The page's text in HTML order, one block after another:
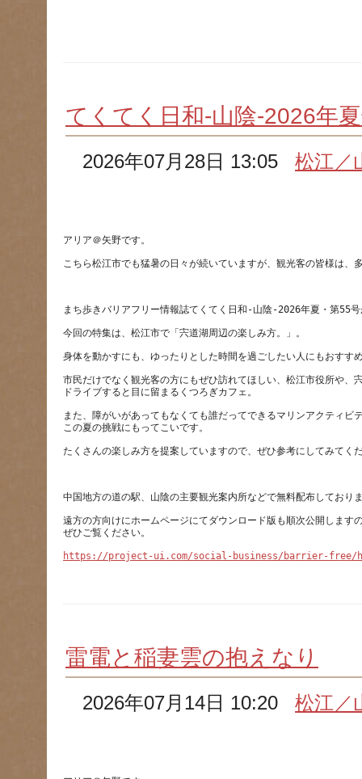
てくてく日和-山陰-2026年
2026年07月28日 13:05松江／
市民だけでなく観光客の方にもぜひ訪れてほしい、松江市役所や、
また、障がいがあってもなくても誰だってできるマリンアクティビ
遠方の方向けにホームページにてダウンロード版も順次公開します
https://project-ui.com/social-business/barrier-
雷電と稲妻雲の抱えなり
2026年07月14日 10:20松江／